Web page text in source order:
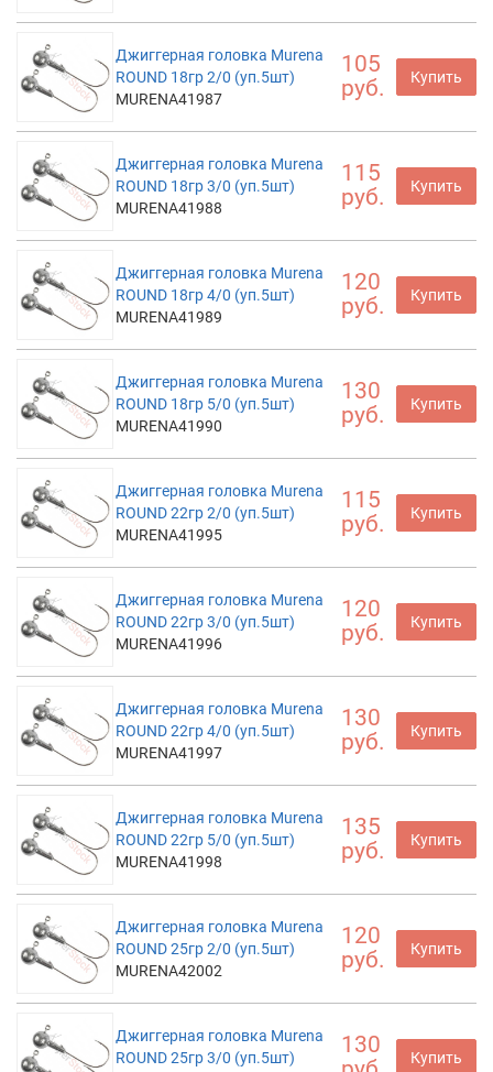
Джиггерная головка Murena
ROUND 18гр 2/0 (уп.5шт)
MURENA41987
105
руб.
Купить
Джиггерная головка Murena
ROUND 18гр 3/0 (уп.5шт)
MURENA41988
115
руб.
Купить
Джиггерная головка Murena
ROUND 18гр 4/0 (уп.5шт)
MURENA41989
120
руб.
Купить
Джиггерная головка Murena
ROUND 18гр 5/0 (уп.5шт)
MURENA41990
130
руб.
Купить
Джиггерная головка Murena
ROUND 22гр 2/0 (уп.5шт)
MURENA41995
115
руб.
Купить
Джиггерная головка Murena
ROUND 22гр 3/0 (уп.5шт)
MURENA41996
120
руб.
Купить
Джиггерная головка Murena
ROUND 22гр 4/0 (уп.5шт)
MURENA41997
130
руб.
Купить
Джиггерная головка Murena
ROUND 22гр 5/0 (уп.5шт)
MURENA41998
135
руб.
Купить
Джиггерная головка Murena
ROUND 25гр 2/0 (уп.5шт)
MURENA42002
120
руб.
Купить
Джиггерная головка Murena
ROUND 25гр 3/0 (уп.5шт)
130
Купить